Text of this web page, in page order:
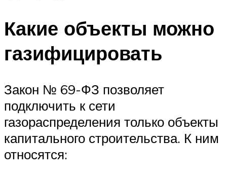
Какие объекты можно
газифицировать
Закон № 69-ФЗ позволяет
подключить к сети
газораспределения только объекты
капитального строительства. К ним
относятся: